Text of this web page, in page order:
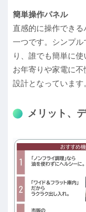
簡単操作パネル
直感的に操作でき
一つです。シンプル
り、誰でも簡単に使
お年寄りや家電に
設計となっています
メリット、